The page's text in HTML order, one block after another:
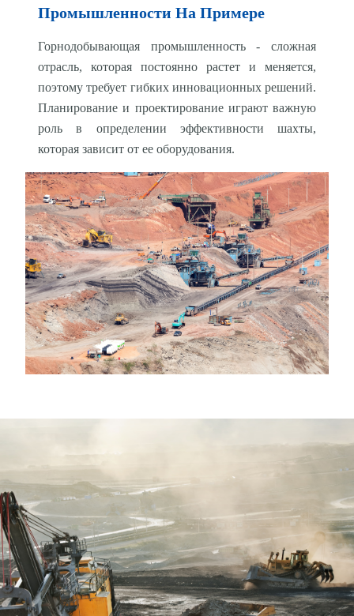
Промышленности На Примере
Горнодобывающая промышленность - сложная
отрасль, которая постоянно растет и меняется,
поэтому требует гибких инновационных решений.
Планирование и проектирование играют важную
роль в определении эффективности шахты,
которая зависит от ее оборудования.